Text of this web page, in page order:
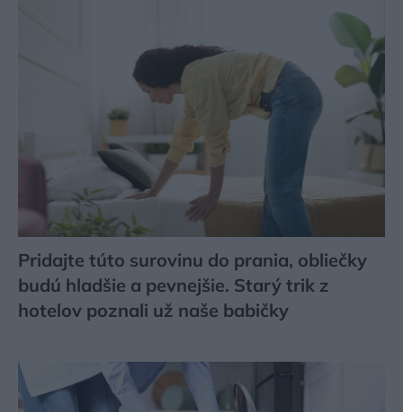
Pridajte túto surovinu do prania, obliečky
budú hladšie a pevnejšie. Starý trik z
hotelov poznali už naše babičky